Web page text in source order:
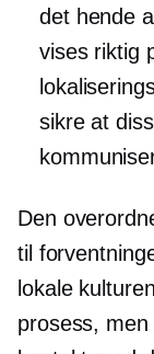
det hende
vises riktig
sikre at
Den
til
lokale
prosess,